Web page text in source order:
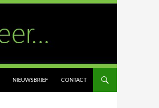
NIEUWSBRIEF CONTACT